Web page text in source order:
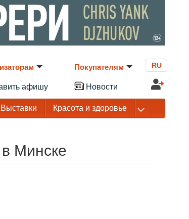
афишу
Покупателям
Новости
RU
Выставки Красота и здоровье
Минске